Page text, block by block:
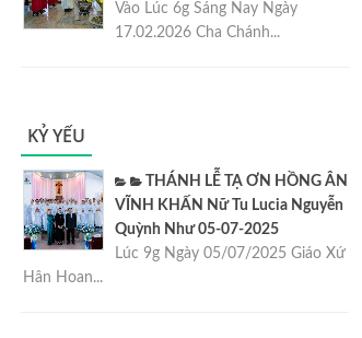
Vào Lúc 6g Sáng Nay Ngày
17.02.2026 Cha Chánh...
KỶ YẾU
THÁNH LỄ TẠ ƠN HỒNG ÂN
VĨNH KHẤN Nữ Tu Lucia Nguyễn
Quỳnh Như 05-07-2025
Lúc 9g Ngày 05/07/2025 Giáo Xứ
Hân Hoan...